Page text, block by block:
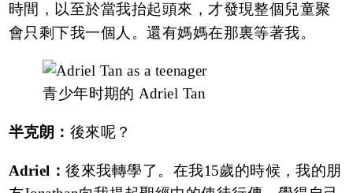
時間，以至於當我抬起頭來，才發現整個兒童聚
會只剩下我一個人。還有媽媽在那裏等著我。
青少年时期的 Adriel Tan
半克朗： 後來呢？
Adriel：後來我轉學了。在我15歲的時候，我的朋